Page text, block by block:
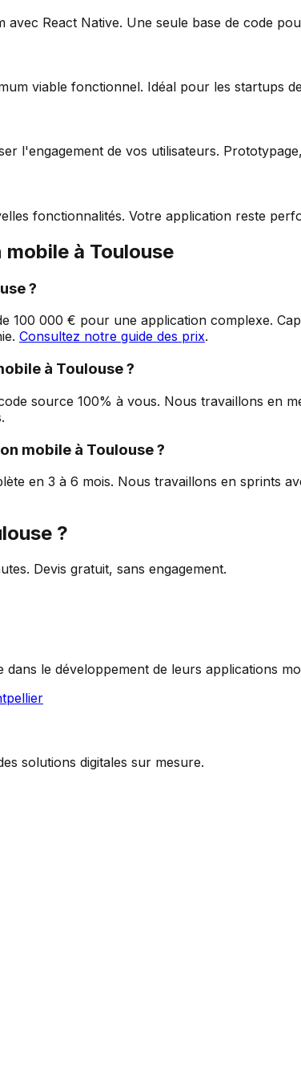
React Native. Une seule base de code
viable fonctionnel. Idéal pour les startups de
l'engagement de vos utilisateurs.
fonctionnalités. Votre application reste
à Toulouse
?
100 000 € pour une application complexe.
. Consultez notre guide des prix.
à Toulouse?
source 100% à vous. Nous travaillons en
mobile à Toulouse?
en 3 à 6 mois. Nous travaillons en sprints
?
Devis gratuit, sans engagement.
le développement de leurs applications
solutions digitales sur mesure.